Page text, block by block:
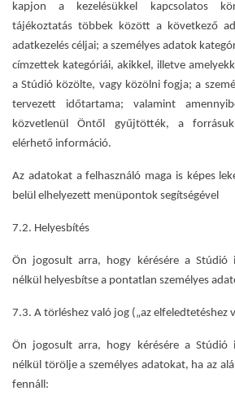
kapjon a kezelésükkel kapcsolatos
tájékoztatás többek között a következő
adatkezelés céljai; a személyes adatok
címzettek kategóriái, akikkel, illetve
a Stúdió közölte, vagy közölni fogja; a
tervezett időtartama; valamint
közvetlenül Öntől gyűjtötték, a
elérhető információ.
Az adatokat a felhasználó maga is képes
belül elhelyezett menüpontok segítségével
7.2. Helyesbítés
Ön jogosult arra, hogy kérésére a Stúdió
nélkül helyesbítse a pontatlan személyes
7.3. A törléshez való jog („az elfeledtetéshez
Ön jogosult arra, hogy kérésére a Stúdió
nélkül törölje a személyes adatokat, ha az
fennáll: